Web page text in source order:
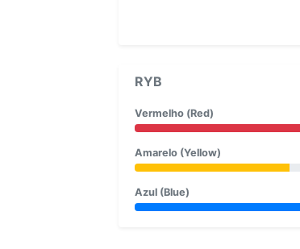
RYB
Vermelho (Red)
Amarelo (Yellow)
Azul (Blue)